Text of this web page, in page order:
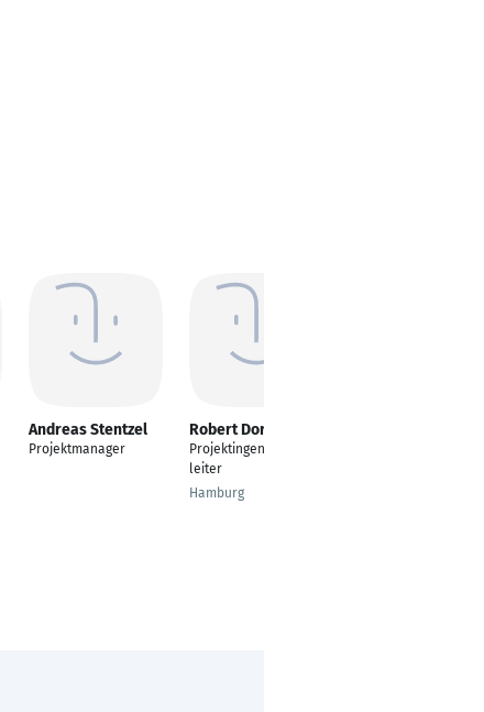
Andreas Stentzel
Projektmanager
Robert Dorn
Projektingenieur/-
leiter
Hamburg